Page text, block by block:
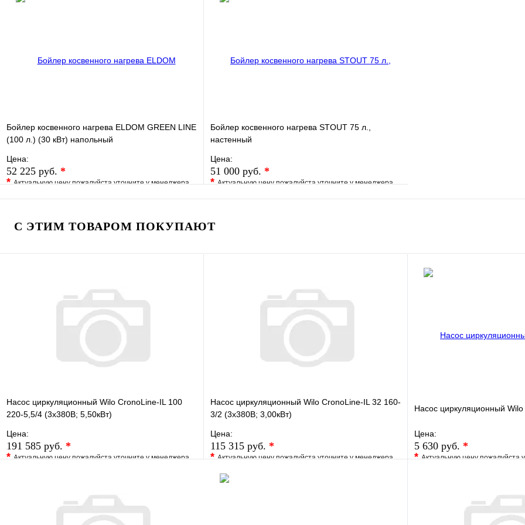
Бойлер косвенного нагрева ELDOM GREEN LINE
(100 л.) (30 кВт) напольный
Цена:
52 225 руб. *
*Актуальную цену пожалуйста уточните у менеджера
В избранное Сравнение
В корзину
Бойлер косвенного нагрева STOUT 75 л.,
настенный
Цена:
51 000 руб. *
*Актуальную цену пожалуйста уточните у менеджера
В избранное Сравнение
В корзину
С ЭТИМ ТОВАРОМ ПОКУПАЮТ
Насос циркуляционный Wilo CronoLine-IL 100
220-5,5/4 (3х380В; 5,50кВт)
Цена:
191 585 руб. *
*Актуальную цену пожалуйста уточните у менеджера
Насос циркуляционный Wilo CronoLine-IL 32 160-
3/2 (3х380В; 3,00кВт)
Цена:
115 315 руб. *
*Актуальную цену пожалуйста уточните у менеджера
В избранное
Насос циркуляционный
Цена:
5 630 руб. *
*Актуальную цену пожалуйста